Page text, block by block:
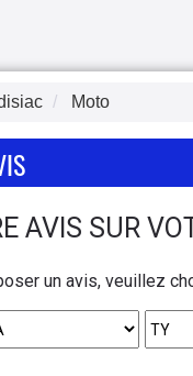
Moto
AVIS SUR
un avis, veuillez